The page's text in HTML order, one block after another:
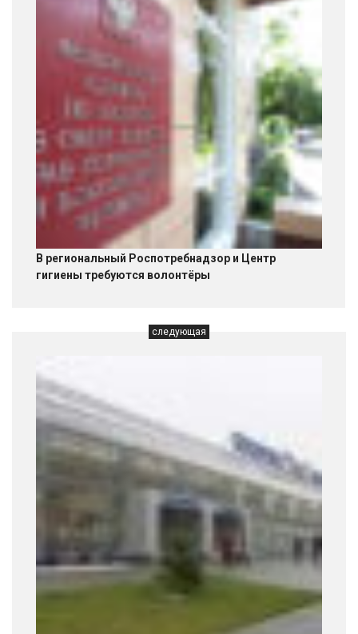
В региональный Роспотребнадзор и Центр
гигиены требуются волонтёры
следующая